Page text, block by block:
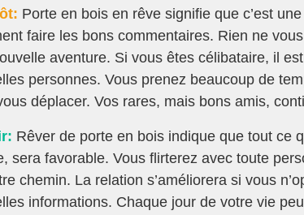
Porte en bois en rêve signifie que c’est
faire les bons commentaires. Rien ne
aventure. Si vous êtes célibataire, il
personnes. Vous prenez beaucoup de
déplacer. Vos rares, mais bons amis,
Rêver de porte en bois indique que tout ce
sera favorable. Vous flirterez avec toute
chemin. La relation s’améliorera si vous
informations. Chaque jour de votre vie